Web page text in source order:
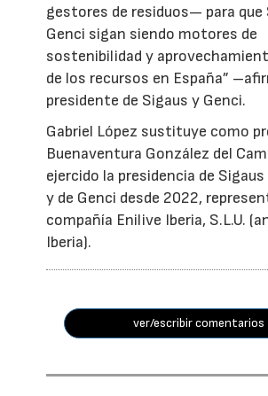
gestores de residuos— para que
Genci sigan siendo motores de
sostenibilidad y
de los recursos en España”
presidente de Sigaus y Genci.
Gabriel López sustituye como
Buenaventura González del
ejercido la presidencia de
y de Genci desde 2022,
compañía Enilive Iberia, S.L.U.
Iberia).
ver/escribir comentarios